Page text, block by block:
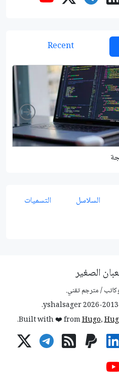
Recent
السلاسل التسميات
الصغير
/ مترجم تقني.
Built with ❤️ fromHugo,
.